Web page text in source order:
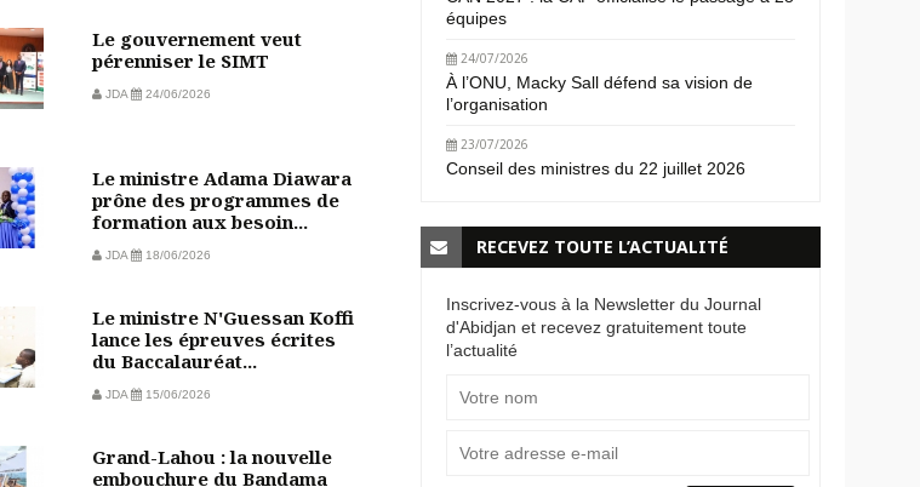
Le gouvernement veut
pérenniser le SIMT
JDA 24/06/2026
Le ministre Adama Diawara
prône des programmes de
formation aux besoin...
JDA 18/06/2026
Le ministre N'Guessan Koffi
lance les épreuves écrites
du Baccalauréat...
JDA 15/06/2026
Grand-Lahou : la nouvelle
embouchure du Bandama
équipes
24/07/2026
À l’ONU, Macky Sall défend sa vision de
l’organisation
23/07/2026
Conseil des ministres du 22 juillet 2026
RECEVEZ TOUTE L’ACTUALITÉ
Inscrivez-vous à la Newsletter du Journal
d'Abidjan et recevez gratuitement toute
l’actualité